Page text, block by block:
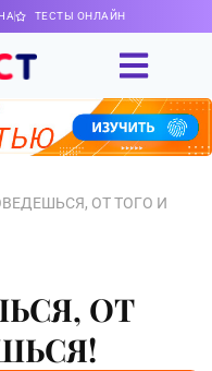
ТЕСТЫ ОНЛАЙН
ОТ ТОГО И
ОТ